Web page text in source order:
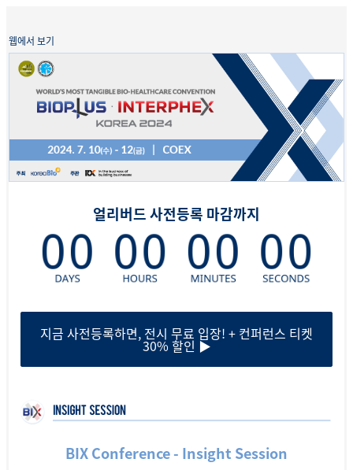
웹에서 보기
얼리버드 사전등록 마감까지
지금 사전등록하면, 전시 무료 입장! + 컨퍼런스 티켓
30% 할인 ▶
BIX Conference - Insight Session